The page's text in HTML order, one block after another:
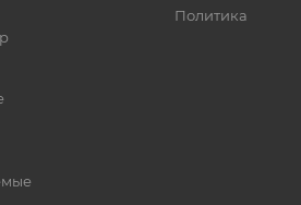
Политика